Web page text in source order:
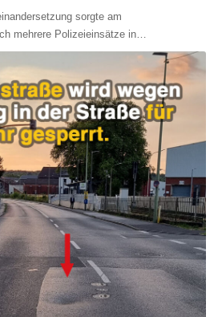
sorgte am
mehrere Polizeieinsätze in